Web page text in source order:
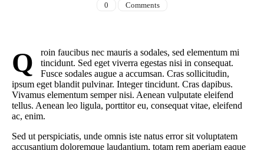
0
Comments
Qroin faucibus nec mauris a sodales, sed elementum mi
tincidunt. Sed eget viverra egestas nisi in consequat.
Fusce sodales augue a accumsan. Cras sollicitudin,
ipsum eget blandit pulvinar. Integer tincidunt. Cras dapibus.
Vivamus elementum semper nisi. Aenean vulputate eleifend
tellus. Aenean leo ligula, porttitor eu, consequat vitae, eleifend
ac, enim.
Sed ut perspiciatis, unde omnis iste natus error sit voluptatem
accusantium doloremque laudantium, totam rem aperiam eaque